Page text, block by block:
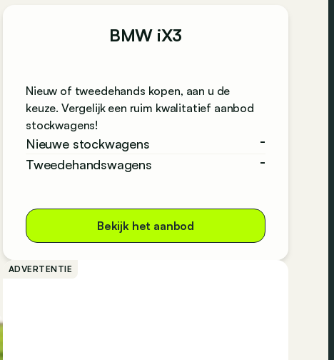
BMW iX3
Nieuw of tweedehands kopen, aan u de
keuze. Vergelijk een ruim kwalitatief aanbod
stockwagens!
Nieuwe stockwagens
-
Tweedehandswagens
-
Bekijk het aanbod
ADVERTENTIE